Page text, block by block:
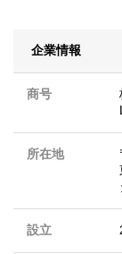
企業情報
商号
所在地
設立